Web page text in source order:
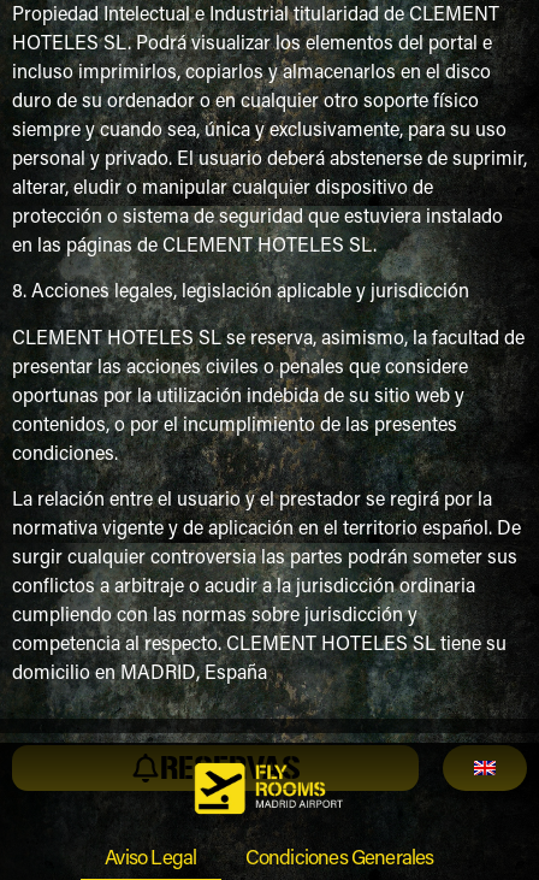
Propiedad Intelectual e Industrial titularidad de CLEMENT
HOTELES SL. Podrá visualizar los elementos del portal e
incluso imprimirlos, copiarlos y almacenarlos en el disco
duro de su ordenador o en cualquier otro soporte físico
siempre y cuando sea, única y exclusivamente, para su uso
personal y privado. El usuario deberá abstenerse de suprimir,
alterar, eludir o manipular cualquier dispositivo de
protección o sistema de seguridad que estuviera instalado
en las páginas de CLEMENT HOTELES SL.
8. Acciones legales, legislación aplicable y jurisdicción
CLEMENT HOTELES SL se reserva, asimismo, la facultad de
presentar las acciones civiles o penales que considere
oportunas por la utilización indebida de su sitio web y
contenidos, o por el incumplimiento de las presentes
condiciones.
La relación entre el usuario y el prestador se regirá por la
normativa vigente y de aplicación en el territorio español. De
surgir cualquier controversia las partes podrán someter sus
conflictos a arbitraje o acudir a la jurisdicción ordinaria
cumpliendo con las normas sobre jurisdicción y
competencia al respecto. CLEMENT HOTELES SL tiene su
domicilio en MADRID, España
RESERVAS
Aviso Legal Condiciones Generales